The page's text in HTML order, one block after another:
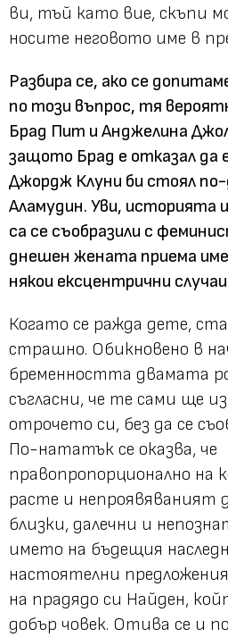
ви, тъй като вие, скъпи
носите неговото име в
Разбира се, ако се
по този въпрос, тя
Брад Пит и Анджелина
защото Брад е отказал да
Джордж Клуни би стоял
Аламудин. Уви, историята
са се съобразили с
днешен жената приема
някои ексцентрични
Когато се ражда дете,
страшно. Обикновено в
бременността двамата
съгласни, че те сами ще
отрочето си, без да се
По-нататък се оказва, че
правопропорционално на
расте и непроявяваният
близки, далечни и
името на бъдещия
настоятелни
на прадядо си Найден,
добър човек. Отива се и